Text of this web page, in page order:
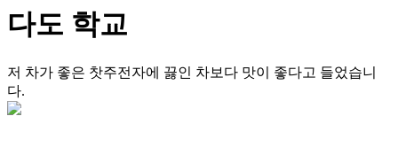
다도 학교
저 차가 좋은 찻주전자에 끓인 차보다 맛이 좋다고 들었습니
다.